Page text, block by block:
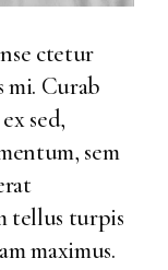
ctetur
mi. Curab
sed,
sem
tellus turpis
maximus.